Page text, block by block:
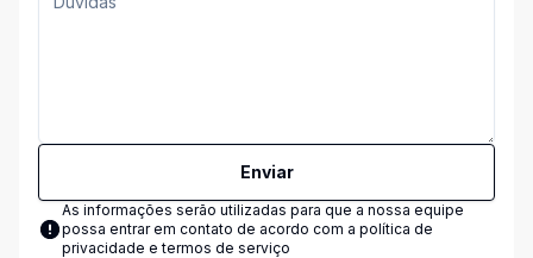
Enviar
As informações serão utilizadas para que a nossa equipe
possa entrar em contato de acordo com a política de
privacidade e termos de serviço